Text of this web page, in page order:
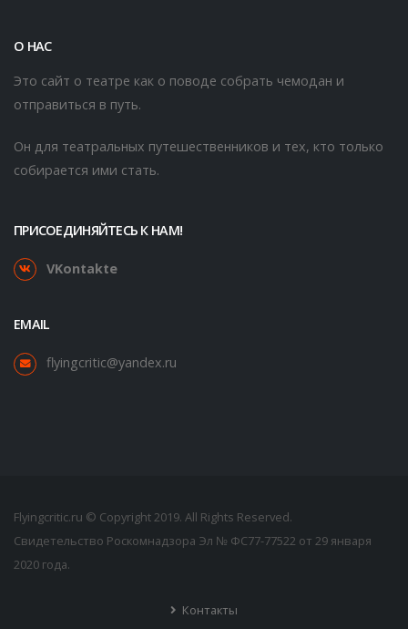
О НАС
Это сайт о театре как о поводе собрать чемодан и
отправиться в путь.
Он для театральных путешественников и тех, кто только
собирается ими стать.
ПРИСОЕДИНЯЙТЕСЬ К НАМ!
VKontakte
EMAIL
flyingcritic@yandex.ru
Flyingcritic.ru © Copyright 2019. All Rights Reserved.
Свидетельство Роскомнадзора Эл № ФС77-77522 от 29 января
2020 года.
Контакты